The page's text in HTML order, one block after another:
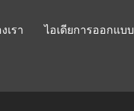
เรา ไอเดียการออกแบบ